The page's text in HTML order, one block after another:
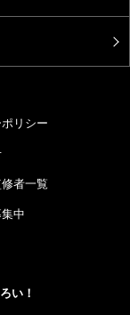
リシー
者一覧
中
い！